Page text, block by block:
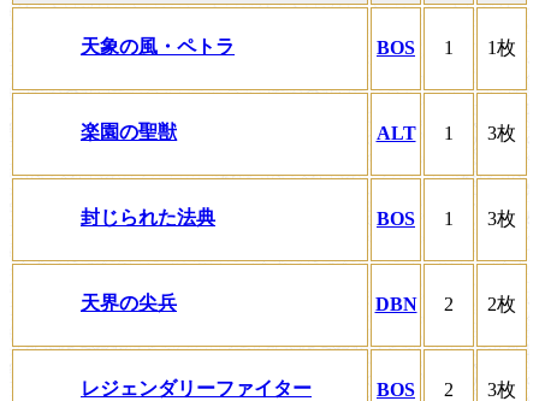
天象の風・ペトラ BOS 1 1枚
楽園の聖獣 ALT 1 3枚
封じられた法典 BOS 1 3枚
天界の尖兵 DBN 2 2枚
レジェンダリーファイター BOS 2 3枚